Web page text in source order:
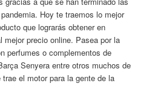
Hoy te traemos lo mejor
que lograrás obtener en
mejor precio online. Pasea por la
perfumes o complementos de
Senyera entre otros muchos de
el motor para la gente de la